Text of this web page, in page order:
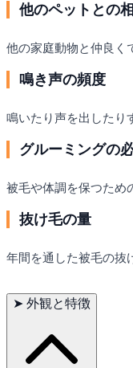
他のペットとの
他の家庭動物と仲良く
鳴き声の頻度
鳴いたり声を出したり
グルーミングの
被毛や体調を保つため
抜け毛の量
年間を通した被毛の抜
➤ 外観と特徴